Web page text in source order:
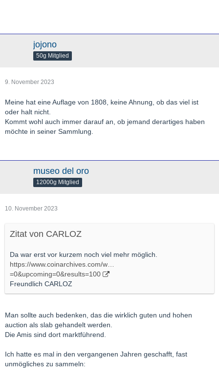
jojono
50g Mitglied
9. November 2023
Meine hat eine Auflage von 1808, keine Ahnung, ob das viel ist
oder halt nicht.
Kommt wohl auch immer darauf an, ob jemand derartiges haben
möchte in seiner Sammlung.
museo del oro
12000g Mitglied
10. November 2023
Zitat von CARLOZ
Da war erst vor kurzem noch viel mehr möglich.
https://www.coinarchives.com/w…
=0&upcoming=0&results=100
Freundlich CARLOZ
Man sollte auch bedenken, das die wirklich guten und hohen
auction als slab gehandelt werden.
Die Amis sind dort marktführend.
Ich hatte es mal in den vergangenen Jahren geschafft, fast
unmögliches zu sammeln: